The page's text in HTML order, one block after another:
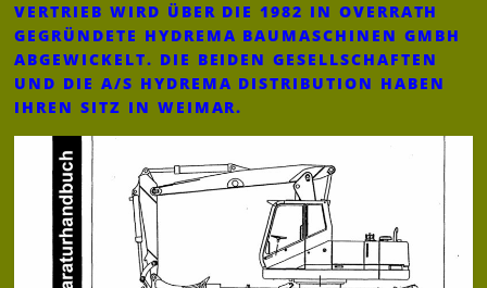
VERTRIEB WIRD ÜBER DIE 1982 IN OVERRATH
GEGRÜNDETE HYDREMA BAUMASCHINEN GMBH
ABGEWICKELT. DIE BEIDEN GESELLSCHAFTEN
UND DIE A/S HYDREMA DISTRIBUTION HABEN
IHREN SITZ IN WEIMAR.